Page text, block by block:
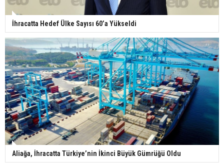
İhracatta Hedef Ülke Sayısı 60’a Yükseldi
Aliağa, İhracatta Türkiye’nin İkinci Büyük Gümrüğü Oldu